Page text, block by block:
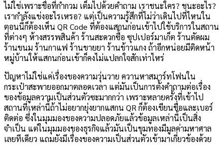
ไม่ใช่เพราะชื่อที่กำกวม เต็มไปด้วยคำถาม เราชนะใคร? ชนะอะไร?
เรากำลังแข่งอะไรเหรอ? แต่เป็นความรู้สึกที่ไม่ว่าเดินไปที่ไหนใน
ตอนนี้ก็ต้องเห็น QR Code ที่ต้องแสกนก่อนเข้าไปใช้บริการในสถาน
ที่ต่างๆ ห้างสรรพสินค้า ร้านสะดวกซื้อ ซุปเปอร์มาเก็ต ร้านตัดผม
ร้านขนม ร้านกาแฟ ร้านขายยา ร้านข้าวแกง ถ้าอีกหน่อยมีติดหน้า
หมู่บ้านให้แสกนก่อนเข้าก็คงไม่แปลกใจสักเท่าไหร่
ปัญหาไม่ใช่แค่เรื่องของความวุ่นวาย ควานหาสมาร์ทโฟนใน
กระเป๋าสะพายออกมาตลอดเวลา แต่มันเป็นการตั้งคำถามต่อเรื่อง
ของข้อมูลความเป็นส่วนตัวซะมากกว่า เพราะหลายครั้งที่เข้าไป
สถานที่เหล่านี้ถ้าไม่อยากยุ่งยากแสกน QR ก็ต้องเขียนชื่อและเบอร์
ติดต่อ ซึ่งในมุมมองของความปลอดภัยแล้วข้อมูลเหล่านี้เป็นสิ่ง
จำเป็น แต่ในมุมมองของธุรกิจแล้วมันเป็นขุมทองมีมูลค่ามหาศาล
เลยทีเดียว แถมยังมีเรื่องของความเป็นส่วนตัวเข้ามาเกี่ยวข้องด้วย